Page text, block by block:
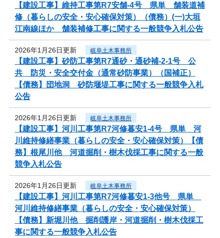
【建設工事】維持工事第R7安舗-4号 県単 舗装道補
修（暮らしの安全・安心確保対策）（債務）(一)大垣
江南線ほか 舗装補修工事に関する一般競争入札公告
2026年1月26日更新 岐阜土木事務所
【建設工事】砂防工事第R7通砂・通砂補-2-1号 公
共 防災・安全交付金（通常砂防事業）（国補正）
【債務】団地洞 砂防堰堤工事に関する一般競争入札
公告
2026年1月26日更新 岐阜土木事務所
【建設工事】河川工事第R7河修暮安1-4号 県単 河
川維持修繕事業（暮らしの安全・安心確保対策）【債
務】根尾川他 河道掘削・樹木伐採工事に関する一般
競争入札公告
2026年1月26日更新 岐阜土木事務所
【建設工事】河川工事第R7河修暮安1-3他号 県単
河川維持修繕事業（暮らしの安全・安心確保対策）
【債務】新堀川他 掘削護岸・河道掘削・樹木伐採工
事に関する一般競争入札公告